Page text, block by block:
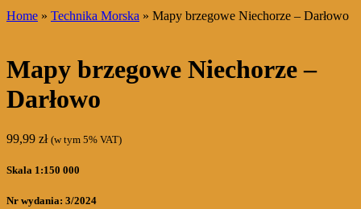
Home » Technika Morska » Mapy brzegowe Niechorze – Darłowo
Mapy brzegowe Niechorze –
Darłowo
99,99 zł (w tym 5% VAT)
Skala 1:150 000
Nr wydania: 3/2024